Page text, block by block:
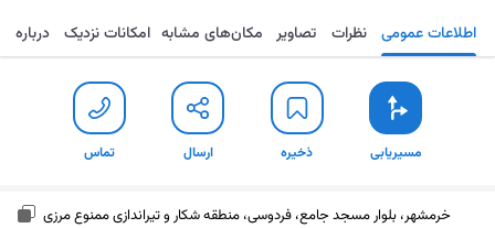
مسیریابی ذخیره ارسال تماس اطلاعات عمومی نظرات تصاویر مکان‌های مشابه امکانات نزدیک درباره
مسیریابی ذخیره ارسال تماس
خرمشهر، بلوار مسجد جامع، فردوسی، منطقه شکار و تیراندازی ممنوع مرزی